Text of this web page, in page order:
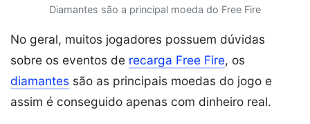
Diamantes são a principal moeda do Free Fire
No geral, muitos jogadores possuem dúvidas
sobre os eventos de recarga Free Fire, os
diamantes são as principais moedas do jogo e
assim é conseguido apenas com dinheiro real.